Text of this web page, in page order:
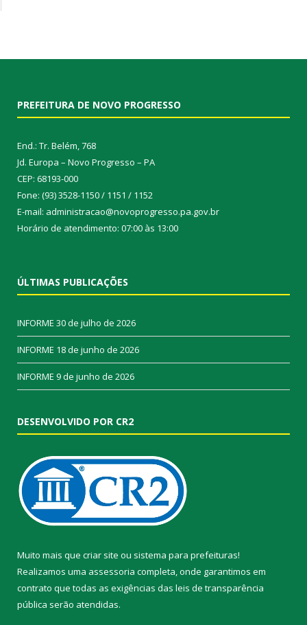
PREFEITURA DE NOVO PROGRESSO
End.: Tr. Belém, 768
Jd. Europa – Novo Progresso – PA
CEP: 68193-000
Fone: (93) 3528-1150 / 1151 / 1152
E-mail: administracao@novoprogresso.pa.gov.br
Horário de atendimento: 07:00 às 13:00
ÚLTIMAS PUBLICAÇÕES
INFORME 30 de julho de 2026
INFORME 18 de junho de 2026
INFORME 9 de junho de 2026
DESENVOLVIDO POR CR2
Muito mais que criar site ou sistema para prefeituras!
Realizamos uma assessoria completa, onde garantimos em
contrato que todas as exigências das leis de transparência
pública serão atendidas.